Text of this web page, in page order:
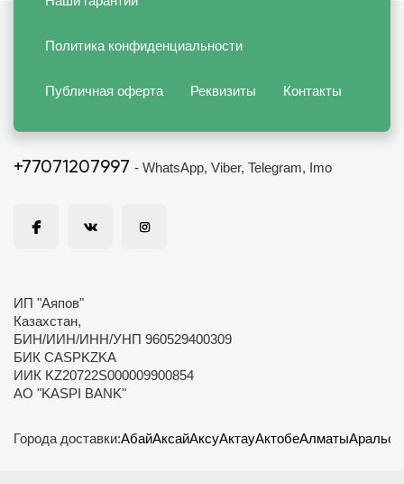
Политика конфиденциальности
Публичная оферта Реквизиты Контакты
+77071207997 - WhatsApp, Viber, Telegram, Imo
ИП "Аяпов"
Казахстан,
БИН/ИИН/ИНН/УНП 960529400309
БИК CASPKZKA
ИИК KZ20722S000009900854
АО "KASPI BANK"
Города доставки:АбайАксайАксуАктауАктобеАлматыАральск